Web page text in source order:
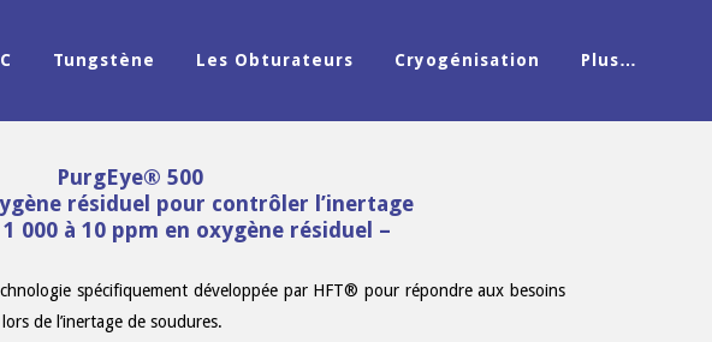
Tungstène Les Obturateurs Cryogénisation Plus…
PurgEye® 500
résiduel pour contrôler l’inertage
000 à 10 ppm en oxygène résiduel –
spécifiquement développée par HFT® pour répondre aux besoins
de l’inertage de soudures.